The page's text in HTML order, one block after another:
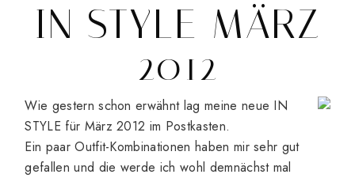
IN STYLE MÄRZ
2012
Wie gestern schon erwähnt lag meine neue IN
STYLE für März 2012 im Postkasten.
Ein paar Outfit-Kombinationen haben mir sehr gut
gefallen und die werde ich wohl demnächst mal